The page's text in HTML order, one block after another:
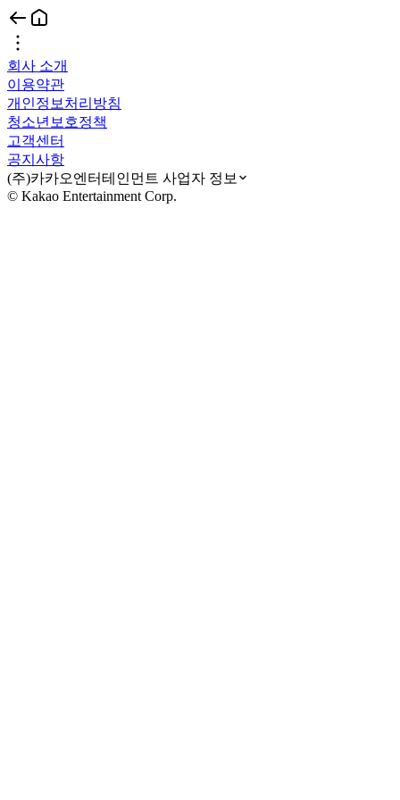
회사 소개
이용약관
개인정보처리방침
청소년보호정책
고객센터
공지사항
(주)카카오엔터테인먼트 사업자 정보
© Kakao Entertainment Corp.